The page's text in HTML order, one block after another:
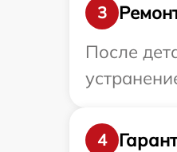
3
После
4